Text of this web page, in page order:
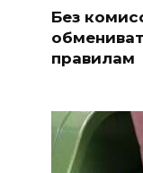
Без
правилам